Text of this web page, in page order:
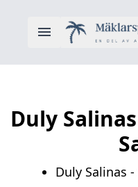
Duly
Duly Salinas